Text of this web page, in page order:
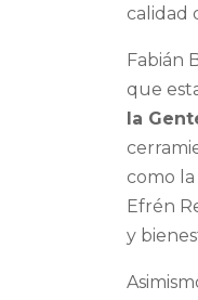
calidad
Fabián
que
la
como
Efrén
y